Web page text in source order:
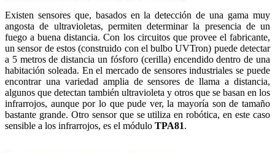
Existen sensores que, basados en la detección de una gama muy
angosta de ultravioletas, permiten determinar la presencia de un
fuego a buena distancia. Con los circuitos que provee el fabricante,
un sensor de estos (construido con el bulbo UVTron) puede detectar
a 5 metros de distancia un fósforo (cerilla) encendido dentro de una
habitación soleada. En el mercado de sensores industriales se puede
encontrar una variedad amplia de sensores de llama a distancia,
algunos que detectan también ultravioleta y otros que se basan en los
infrarrojos, aunque por lo que pude ver, la mayoría son de tamaño
bastante grande. Otro sensor que se utiliza en robótica, en este caso
sensible a los infrarrojos, es el módulo TPA81.